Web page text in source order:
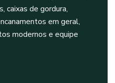
caixas de gordura,
em geral,
modernos e equipe